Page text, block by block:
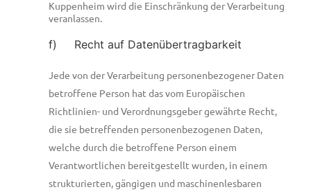
Kuppenheim wird die Einschränkung der Verarbeitung
veranlassen.
f) Recht auf Datenübertragbarkeit
Jede von der Verarbeitung personenbezogener Daten
betroffene Person hat das vom Europäischen
Richtlinien- und Verordnungsgeber gewährte Recht,
die sie betreffenden personenbezogenen Daten,
welche durch die betroffene Person einem
Verantwortlichen bereitgestellt wurden, in einem
strukturierten, gängigen und maschinenlesbaren